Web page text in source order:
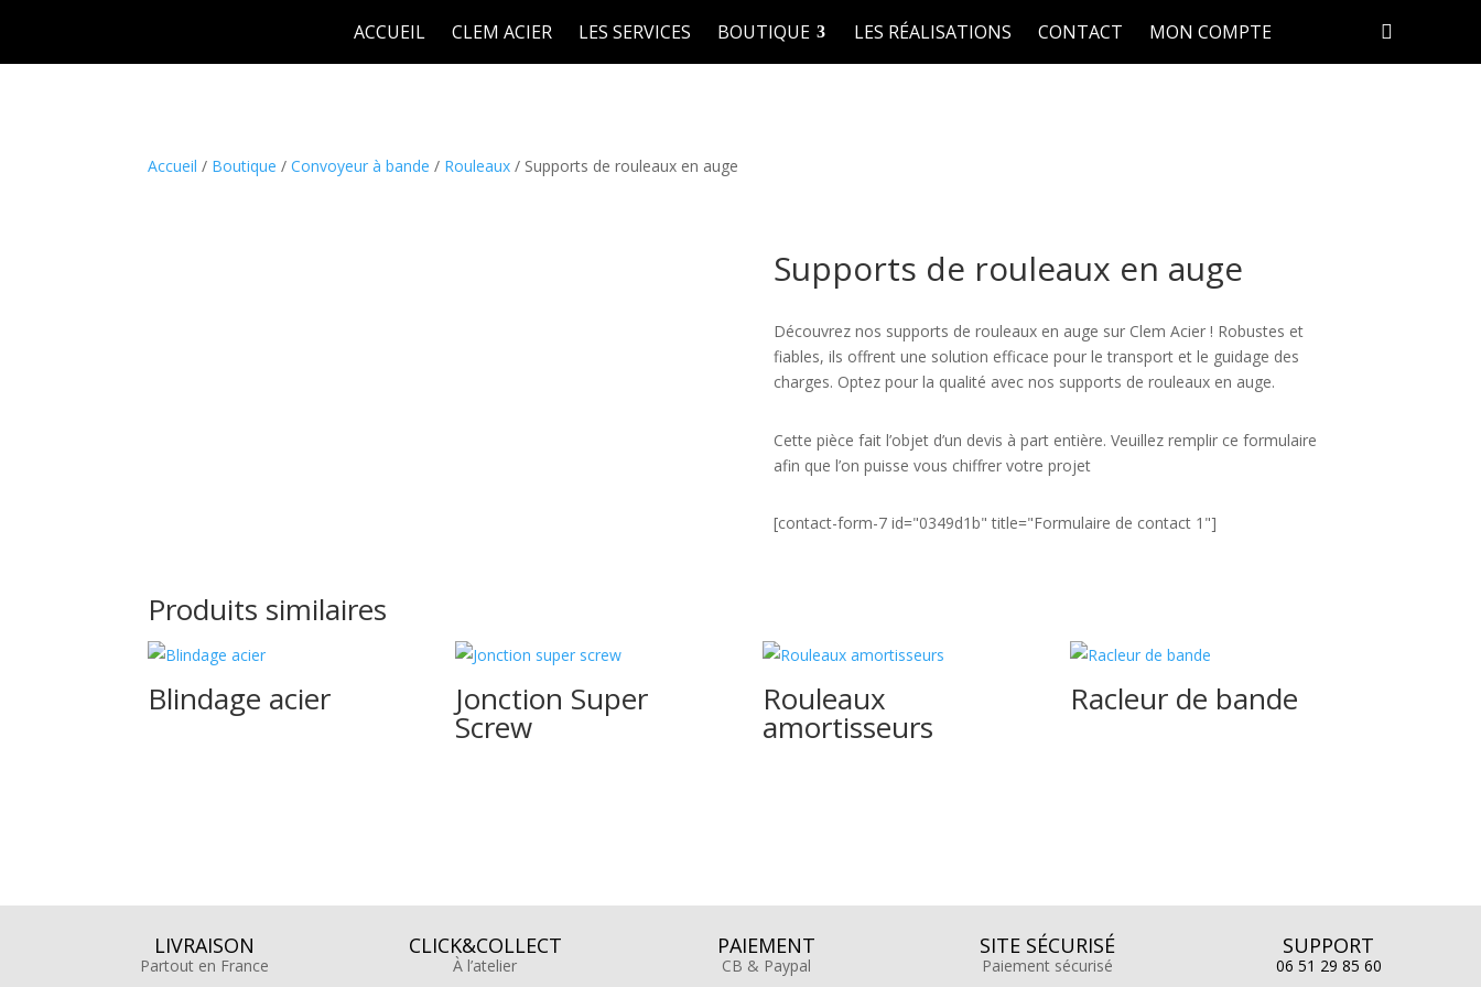
ACCUEIL CLEM ACIER LES SERVICES BOUTIQUE LES RÉALISATIONS CONTACT MON COMPTE
Accueil / Boutique /Convoyeur à bande / Rouleaux / Supports de rouleaux en auge
Supports de rouleaux en auge
Découvrez nos supports de rouleaux en auge sur Clem Acier ! Robustes et
fiables, ils offrent une solution efficace pour le transport et le guidage des
charges. Optez pour la qualité avec nos supports de rouleaux en auge.
Cette pièce fait l’objet d’un devis à part entière. Veuillez remplir ce formulaire
afin que l’on puisse vous chiffrer votre projet
[contact-form-7 id="0349d1b" title="Formulaire de contact 1"]
Produits similaires
Blindage acier Jonction Super
Screw
Rouleaux
amortisseurs
Racleur de bande
LIVRAISON
Partout en France
CLICK&COLLECT
À l’atelier
PAIEMENT
CB & Paypal
SITE SÉCURISÉ
Paiement sécurisé
SUPPORT
06 51 29 85 60